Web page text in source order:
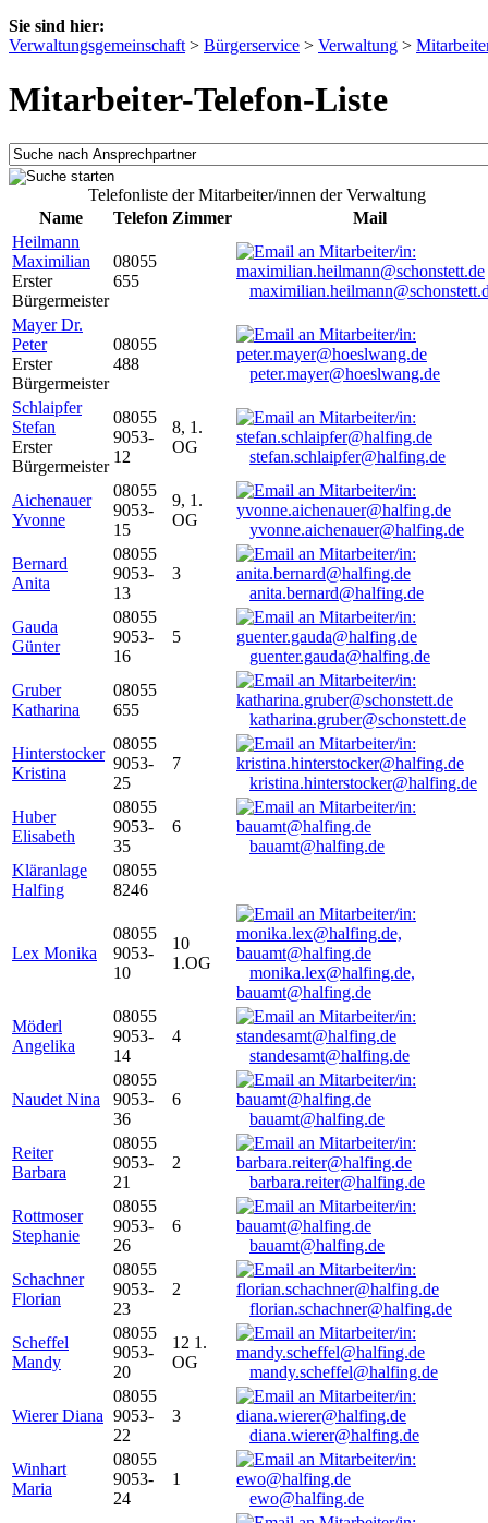
Sie sind hier:
Verwaltungsgemeinschaft > Bürgerservice > Verwaltung >
Mitarbeiter-Telefon-Liste
Telefonliste der Mitarbeiter/innen der Verwaltung
Name
Telefon Zimmer
Mail
Heilmann
Maximilian
Erster
Bürgermeister
08055
655
Mayer Dr.
Peter
Erster
Bürgermeister
08055
488
peter.mayer@hoeslwang.de
Schlaipfer
Stefan
Erster
Bürgermeister
08055
9053-
12
8, 1.
OG
stefan.schlaipfer@halfing.de
Aichenauer
Yvonne
08055
9053-
15
9, 1.
OG
yvonne.aichenauer@halfing.de
Bernard
Anita
08055
9053-
13
3
anita.bernard@halfing.de
Gauda
Günter
08055
9053-
16
5
guenter.gauda@halfing.de
Gruber
Katharina
08055
655
katharina.gruber@schonstett.de
Hinterstocker
Kristina
08055
9053-
25
7
kristina.hinterstocker@halfing.de
Huber
Elisabeth
08055
9053-
35
6
bauamt@halfing.de
Kläranlage
Halfing
08055
8246
Lex Monika
08055
9053-
10
10
1.OG
monika.lex@halfing.de,
bauamt@halfing.de
Möderl
Angelika
08055
9053-
14
4
standesamt@halfing.de
Naudet Nina
08055
9053-
36
6
bauamt@halfing.de
Reiter
Barbara
08055
9053-
21
2
barbara.reiter@halfing.de
Rottmoser
Stephanie
08055
9053-
26
6
bauamt@halfing.de
Schachner
Florian
08055
9053-
23
2
florian.schachner@halfing.de
Scheffel
Mandy
08055
9053-
20
12 1.
OG
mandy.scheffel@halfing.de
Wierer Diana
08055
9053-
22
3
diana.wierer@halfing.de
Winhart
Maria
08055
9053-
24
1
ewo@halfing.de